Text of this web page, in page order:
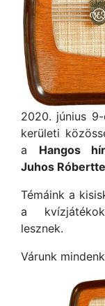
2020. június
kerületi
a Hangos
Juhos
Témáink a
a
lesznek.
Várunk